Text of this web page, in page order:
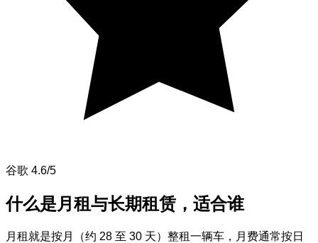
谷歌 4.6/5
什么是月租与长期租赁，适合谁
月租就是按月（约 28 至 30 天）整租一辆车，月费通常按日